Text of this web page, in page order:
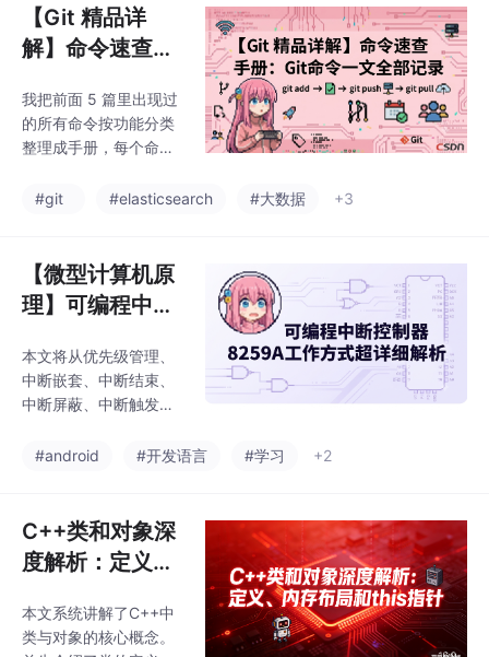
滚，最后用大厂发版流
程实战把所有知识串起
来。
【Git 精品详
解】命令速查手
文全部记录
我把前面 5 篇里出现过
的所有命令按功能分类
整理成手册，每个命令
常用参数 + 典型示例。
#git #elasticsearch #大数据 +3
【微型计算机原
理】可编程中断
作方式超详细解
析
本文将从优先级管理、
中断嵌套、中断结束、
中断屏蔽、中断触发、
8259A的所有工作方式
编程方法和实际示例，
保证你看完就能用。
#android #开发语言 #学习 +2
C++类和对象深
度解析：定义、
指针
本文系统讲解了C++中
类与对象的核心概念。